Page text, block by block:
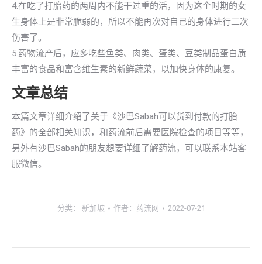
4.在吃了打胎药的两周内不能干过重的活，因为这个时期的女
生身体上是非常脆弱的，所以不能再次对自己的身体进行二次
伤害了。
5.药物流产后，应多吃些鱼类、肉类、蛋类、豆类制品蛋白质
丰富的食品和富含维生素的新鲜蔬菜，以加快身体的康复。
文章总结
本篇文章详细介绍了关于《沙巴Sabah可以货到付款的打胎
药》的全部相关知识，和药流前后需要医院检查的项目等等，
另外有沙巴Sabah的朋友想要详细了解药流，可以联系本站客
服微信。
分类： 新加坡 作者： 药流网 2022-07-21